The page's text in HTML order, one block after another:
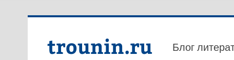
Перейти
trounin.ru Блог